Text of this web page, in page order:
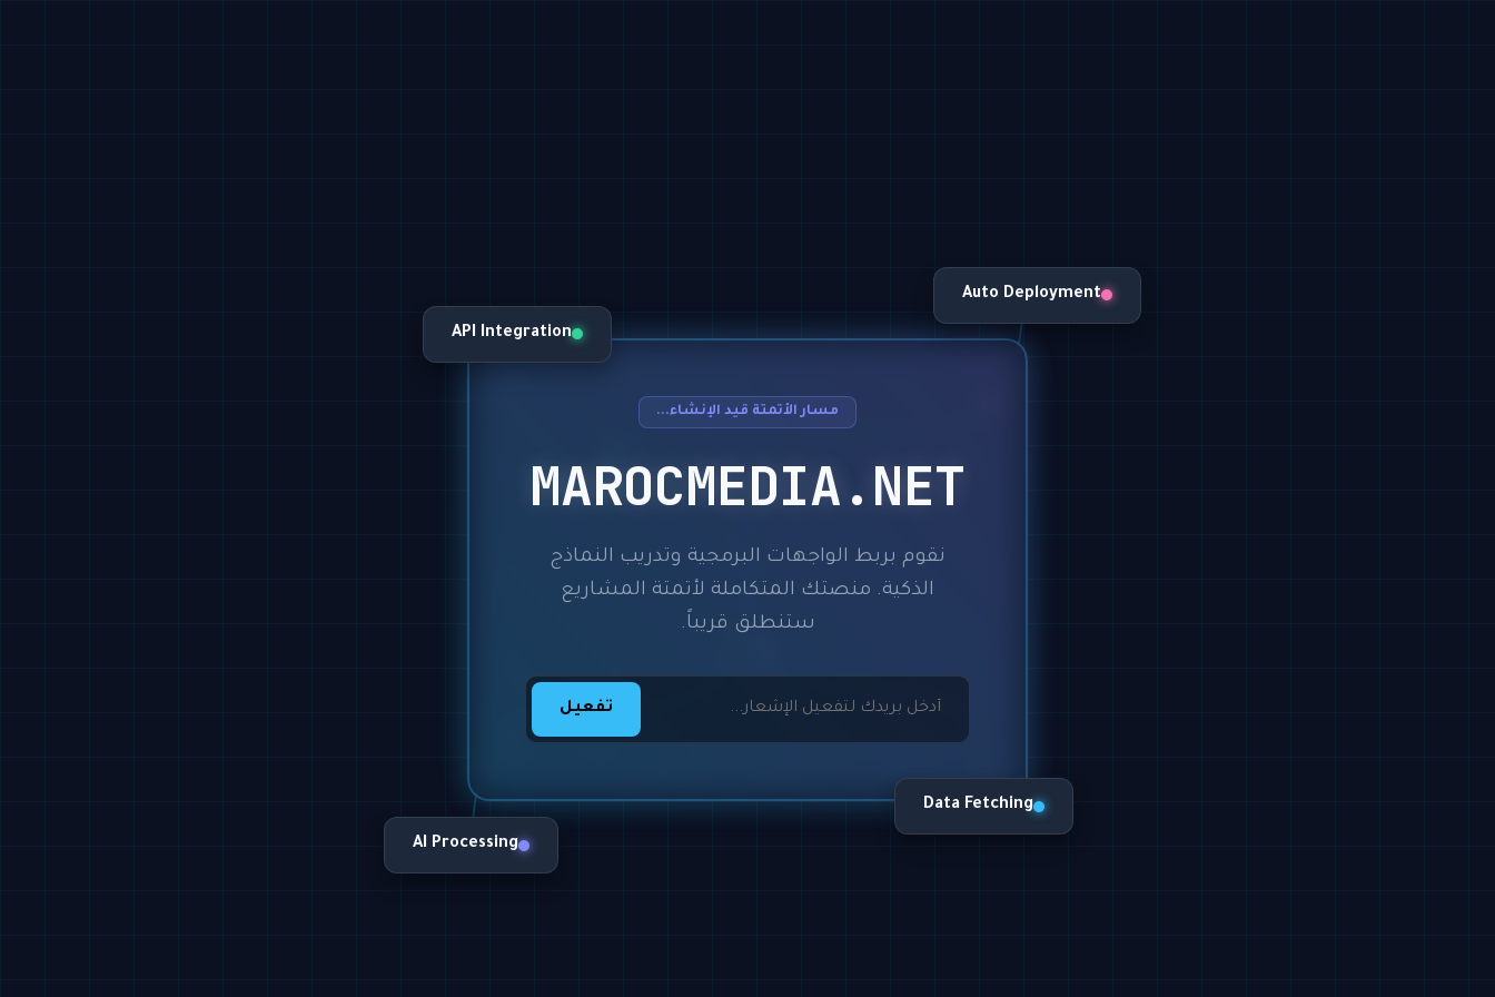
مسار الأتمتة قيد الإنشاء...
MAROCMEDIA.NET
نقوم بربط الواجهات البرمجية وتدريب النماذج
الذكية. منصتك المتكاملة لأتمتة المشاريع
ستنطلق قريباً.
تفعيل
Data Fetching
AI Processing
API Integration
Auto Deployment